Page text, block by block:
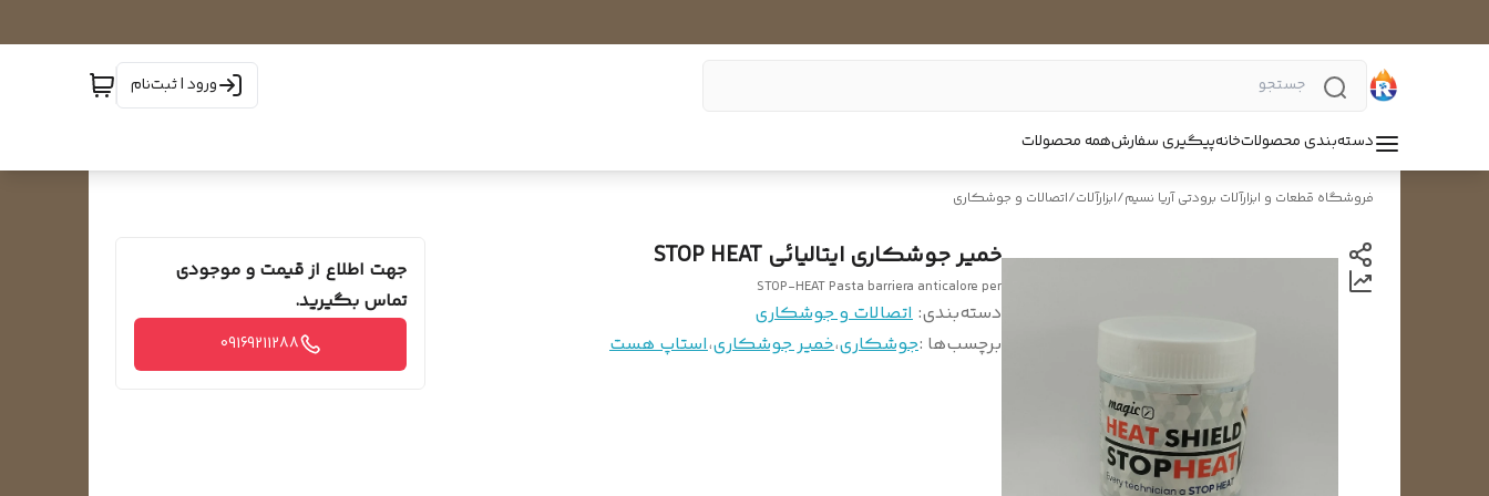
ورود | ثبت‌نام
دسته‌بندی محصولاتخانهپیگیری سفارشهمه محصولات
فروشگاه قطعات و ابزارآلات برودتی آریا نسیم/ابزارآلات/اتصالات و جوشکاری
خمیر جوشکاری ایتالیائی STOP HEAT
STOP-HEAT Pasta barriera anticalore per
دسته‌بندی: اتصالات و جوشکاری
برچسب‌ها :جوشکاری،خمیر جوشکاری،استاپ هست
جهت اطلاع از قیمت و موجودی
تماس بگیرید.
09169211288